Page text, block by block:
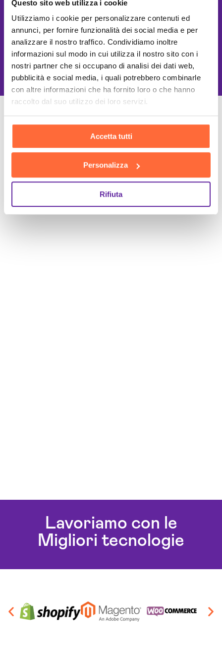
Questo sito web utilizza i cookie
Utilizziamo i cookie per personalizzare contenuti ed
annunci, per fornire funzionalità dei social media e per
analizzare il nostro traffico. Condividiamo inoltre
informazioni sul modo in cui utilizza il nostro sito con i
nostri partner che si occupano di analisi dei dati web,
pubblicità e social media, i quali potrebbero combinarle
con altre informazioni che ha fornito loro o che hanno
raccolto dal suo utilizzo dei loro servizi.
Accetta tutti
Personalizza
Rifiuta
This site is protected by reCAPTCHA
and the Google
Privacy Policy Terms of Service apply.
Un Team di specialisti
Sempre a tuo supporto
Lavoriamo con le
Migliori tecnologie